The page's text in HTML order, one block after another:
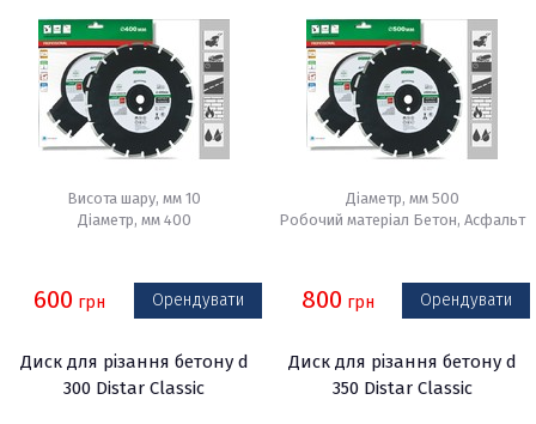
Висота шару, мм 10
Діаметр, мм 400
600 грн Орендувати
Діаметр, мм 500
Робочий матеріал Бетон, Асфальт
800 грн Орендувати
Диск для різання бетону d
300 Distar Classic
Диск для різання бетону d
350 Distar Classic